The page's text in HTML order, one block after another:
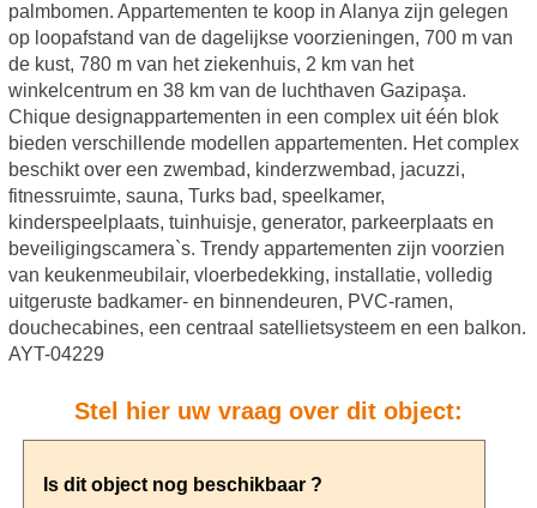
palmbomen. Appartementen te koop in Alanya zijn gelegen
op loopafstand van de dagelijkse voorzieningen, 700 m van
de kust, 780 m van het ziekenhuis, 2 km van het
winkelcentrum en 38 km van de luchthaven Gazipaşa.
Chique designappartementen in een complex uit één blok
bieden verschillende modellen appartementen. Het complex
beschikt over een zwembad, kinderzwembad, jacuzzi,
fitnessruimte, sauna, Turks bad, speelkamer,
kinderspeelplaats, tuinhuisje, generator, parkeerplaats en
beveiligingscamera`s. Trendy appartementen zijn voorzien
van keukenmeubilair, vloerbedekking, installatie, volledig
uitgeruste badkamer- en binnendeuren, PVC-ramen,
douchecabines, een centraal satellietsysteem en een balkon.
AYT-04229
Stel hier uw vraag over dit object: